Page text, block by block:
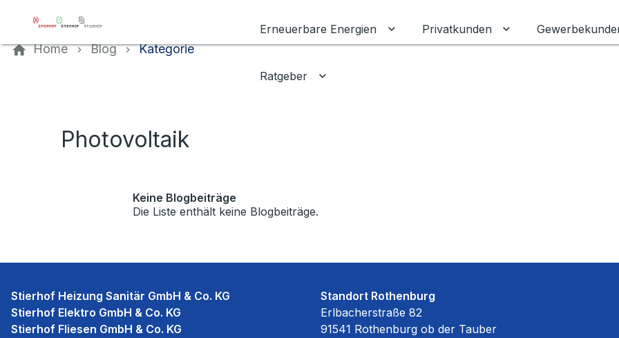
Erneuerbare Energien
Untermenü für Erneuerbare Energien
Privatkunden Untermenü für
Ratgeber Untermenü für Ratgeber umschalten
Home Blog Kategorie
Photovoltaik
Keine Blogbeiträge
Die Liste enthält keine Blogbeiträge.
Stierhof Heizung Sanitär GmbH & Co. KG
Stierhof Elektro GmbH & Co. KG
Stierhof Fliesen GmbH & Co. KG
Standort Rothenburg
Erlbacherstraße 82
91541 Rothenburg ob der Tauber